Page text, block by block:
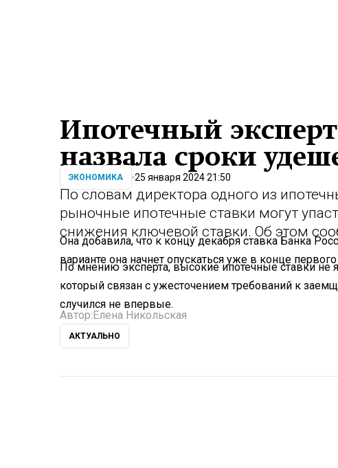
Ипотечный
назвала сроки
ЭКОНОМИКА 25 января 2024 21:50
По словам директора одного из
рыночные ипотечные ставки могут
снижения ключевой ставки. Об этом
Она добавила, что к концу декабря ставка Банка
варианте она начнет опускаться уже в конце первого
По мнению эксперта, высокие ипотечные ставки не
который связан с ужесточением требований к
случился не впервые.
Автор: Елена Никольская
АКТУАЛЬНО